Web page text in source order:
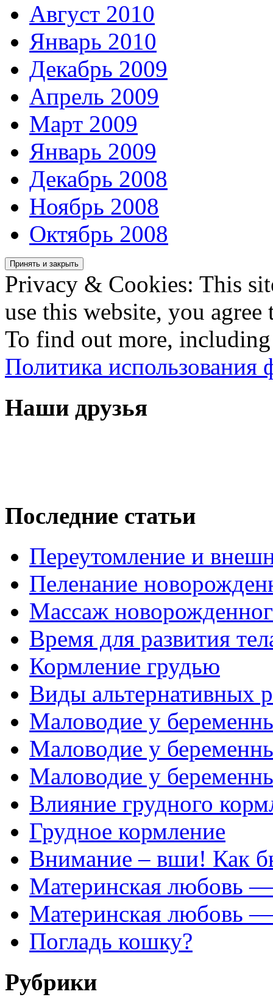
Август 2010
Январь 2010
Декабрь 2009
Апрель 2009
Март 2009
Январь 2009
Декабрь 2008
Ноябрь 2008
Октябрь 2008
Privacy & Cookies: This
use this website, you agree
To find out more,
Политика использования
Наши друзья
Последние статьи
Переутомление и
Пеленание
Массаж
Время для развития
Кормление грудью
Виды альтернативных
Маловодие у
Маловодие у
Маловодие у
Влияние грудного
Грудное кормление
Внимание – вши! Как
Материнская любовь —
Материнская любовь —
Погладь кошку?
Рубрики